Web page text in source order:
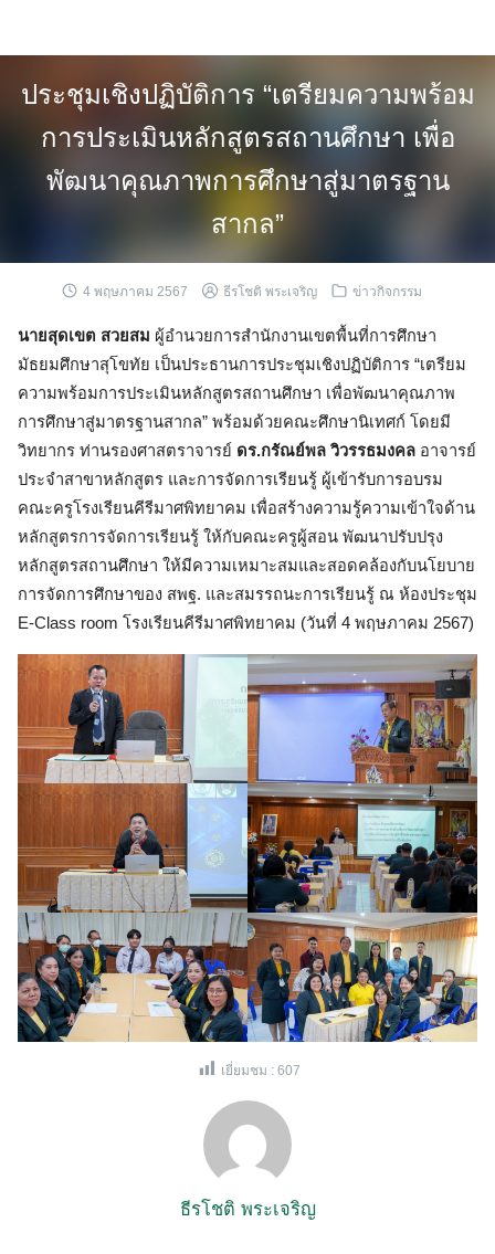
ประชุมเชิงปฏิบัติการ “เตรียมความพร้อม
การประเมินหลักสูตรสถานศึกษา เพื่อ
พัฒนาคุณภาพการศึกษาสู่มาตรฐาน
สากล”
4 พฤษภาคม 2567 ธีรโชติ พระเจริญ ข่าวกิจกรรม
นายสุดเขต สวยสม ผู้อำนวยการสำนักงานเขตพื้นที่การศึกษา
มัธยมศึกษาสุโขทัย เป็นประธานการประชุมเชิงปฏิบัติการ “เตรียม
ความพร้อมการประเมินหลักสูตรสถานศึกษา เพื่อพัฒนาคุณภาพ
การศึกษาสู่มาตรฐานสากล” พร้อมด้วยคณะศึกษานิเทศก์ โดยมี
วิทยากร ท่านรองศาสตราจารย์ ดร.กรัณย์พล วิวรรธมงคล อาจารย์
ประจำสาขาหลักสูตร และการจัดการเรียนรู้ ผู้เข้ารับการอบรม
คณะครูโรงเรียนคีรีมาศพิทยาคม เพื่อสร้างความรู้ความเข้าใจด้าน
หลักสูตรการจัดการเรียนรู้ ให้กับคณะครูผู้สอน พัฒนาปรับปรุง
หลักสูตรสถานศึกษา ให้มีความเหมาะสมและสอดคล้องกับนโยบาย
การจัดการศึกษาของ สพฐ. และสมรรถนะการเรียนรู้ ณ ห้องประชุม
E-Class room โรงเรียนคีรีมาศพิทยาคม (วันที่ 4 พฤษภาคม 2567)
เยี่ยมชม : 607
ธีรโชติ พระเจริญ